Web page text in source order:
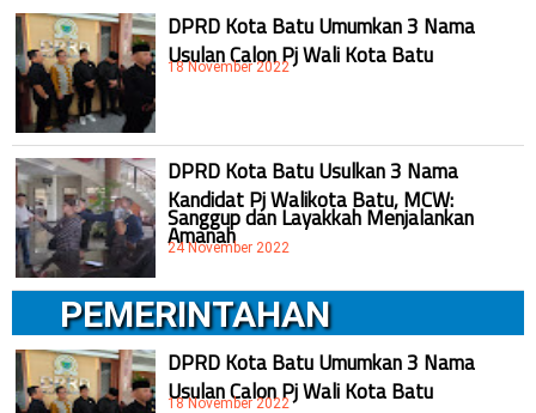
DPRD Kota Batu Umumkan 3 Nama
Usulan Calon Pj Wali Kota Batu
18 November 2022
DPRD Kota Batu Usulkan 3 Nama
Kandidat Pj Walikota Batu, MCW:
Sanggup dan Layakkah Menjalankan
Amanah
24 November 2022
PEMERINTAHAN
DPRD Kota Batu Umumkan 3 Nama
Usulan Calon Pj Wali Kota Batu
18 November 2022